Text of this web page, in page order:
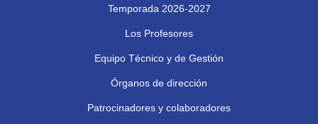
Temporada 2026-2027
Los Profesores
Equipo Técnico y de Gestión
Órganos de dirección
Patrocinadores y colaboradores